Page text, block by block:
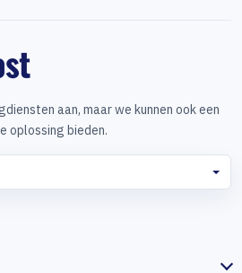
aan, maar we kunnen ook een
oplossing bieden.